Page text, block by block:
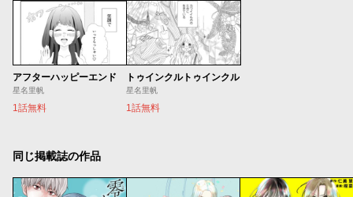
アフターハッピーエンド
星名里帆
1話無料
トゥインクルトゥインクル
星名里帆
1話無料
同じ掲載誌の作品